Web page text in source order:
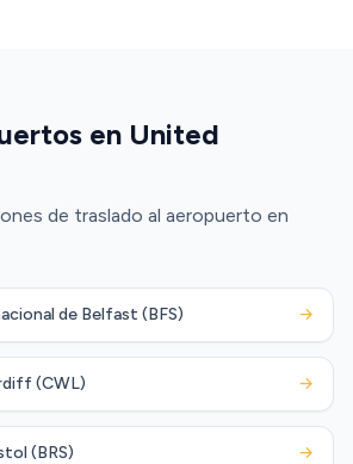
en United
de traslado al aeropuerto en
de Belfast (BFS) →
(CWL) →
(BRS) →